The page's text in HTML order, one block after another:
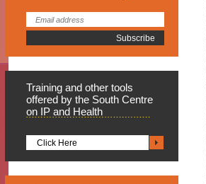
Training and other tools
offered by the South Centre
on IP and Health
Click Here